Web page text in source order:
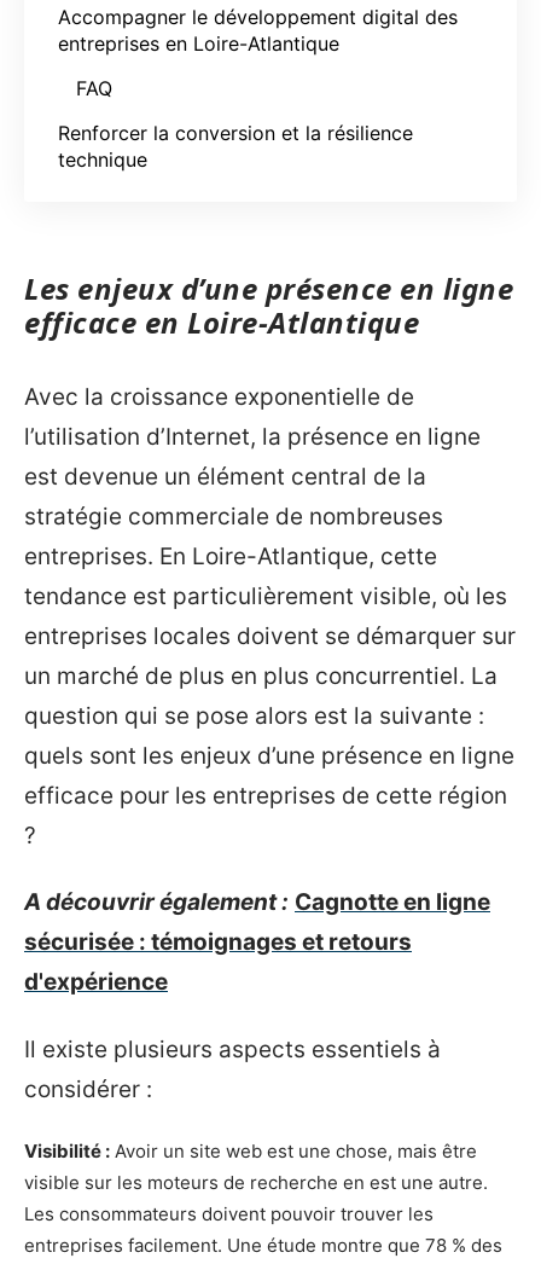
Accompagner le développement digital des
entreprises en Loire-Atlantique
FAQ
Renforcer la conversion et la résilience
technique
Les enjeux d’une présence en ligne
efficace en Loire-Atlantique
Avec la croissance exponentielle de
l’utilisation d’Internet, la présence en ligne
est devenue un élément central de la
stratégie commerciale de nombreuses
entreprises. En Loire-Atlantique, cette
tendance est particulièrement visible, où les
entreprises locales doivent se démarquer sur
un marché de plus en plus concurrentiel. La
question qui se pose alors est la suivante :
quels sont les enjeux d’une présence en ligne
efficace pour les entreprises de cette région
?
A découvrir également : Cagnotte en ligne
sécurisée : témoignages et retours
d'expérience
Il existe plusieurs aspects essentiels à
considérer :
Visibilité : Avoir un site web est une chose, mais être
visible sur les moteurs de recherche en est une autre.
Les consommateurs doivent pouvoir trouver les
entreprises facilement. Une étude montre que 78 % des